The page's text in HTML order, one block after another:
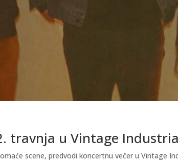
travnja u Vintage
scene, predvodi koncertnu večer u Vintage